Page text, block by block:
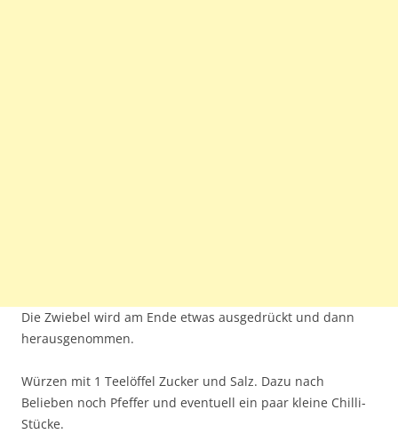
Die Zwiebel wird am Ende etwas ausgedrückt und dann
herausgenommen.
Würzen mit 1 Teelöffel Zucker und Salz. Dazu nach
Belieben noch Pfeffer und eventuell ein paar kleine Chilli-
Stücke.